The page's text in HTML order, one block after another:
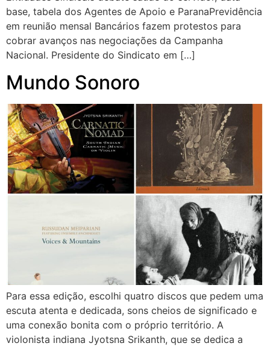
base, tabela dos Agentes de Apoio e ParanaPrevidência
em reunião mensal Bancários fazem protestos para
cobrar avanços nas negociações da Campanha
Nacional. Presidente do Sindicato em […]
Mundo Sonoro
Para essa edição, escolhi quatro discos que pedem uma
escuta atenta e dedicada, sons cheios de significado e
uma conexão bonita com o próprio território. A
violonista indiana Jyotsna Srikanth, que se dedica a